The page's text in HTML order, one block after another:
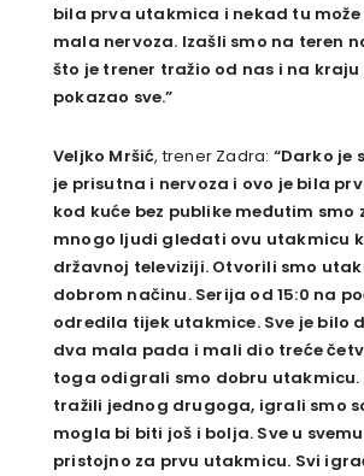
bila prva utakmica i nekad tu
mala nervoza. Izašli smo na teren
što je trener tražio od nas i na
pokazao sve.”
Veljko Mršić, trener Zadra: “Darko je
je prisutna i nervoza i ovo je bila
kod kuće bez publike međutim smo
mnogo ljudi gledati ovu utakmicu
državnoj televiziji. Otvorili smo
dobrom načinu. Serija od 15:0 na
odredila tijek utakmice. Sve je bilo
dva mala pada i mali dio treće
toga odigrali smo dobru utakmicu.
tražili jednog drugoga, igrali smo
mogla bi biti još i bolja. Sve u
pristojno za prvu utakmicu. Svi